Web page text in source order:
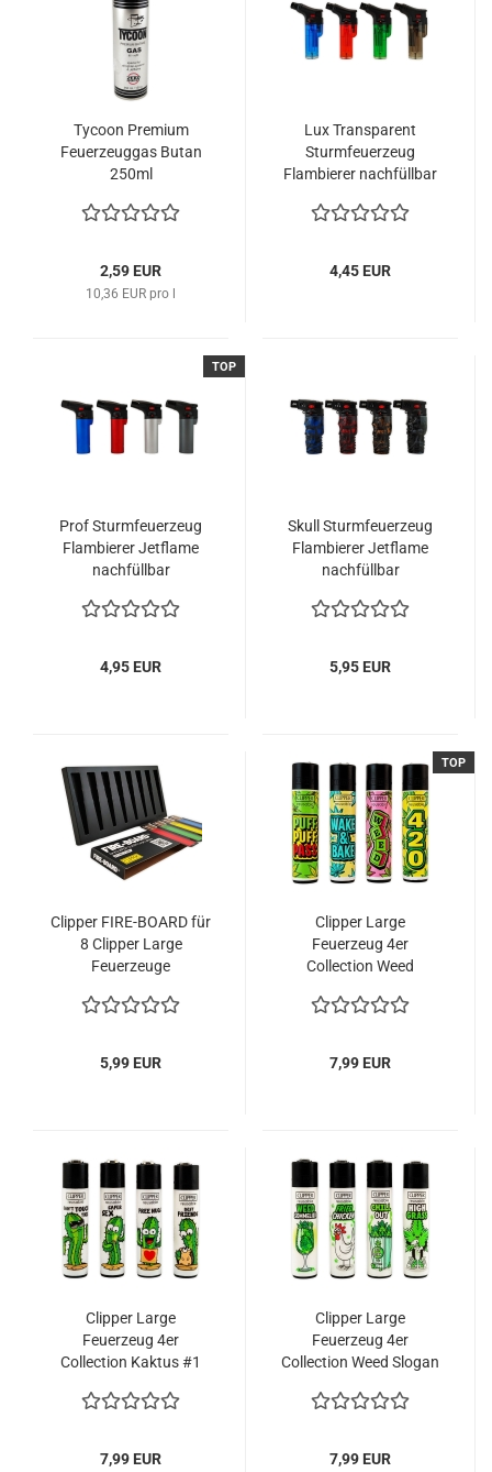
Tycoon Premium
Feuerzeuggas Butan
250ml
2,59 EUR
10,36 EUR pro l
Lux Transparent
Sturmfeuerzeug
Flambierer nachfüllbar
4,45 EUR
TOP
Prof Sturmfeuerzeug
Flambierer Jetflame
nachfüllbar
4,95 EUR
Skull Sturmfeuerzeug
Flambierer Jetflame
nachfüllbar
5,95 EUR
Clipper FIRE-BOARD für
8 Clipper Large
Feuerzeuge
5,99 EUR
TOP
Clipper Large
Feuerzeug 4er
Collection Weed
7,99 EUR
Clipper Large
Feuerzeug 4er
Collection Kaktus #1
7,99 EUR
Clipper Large
Feuerzeug 4er
Collection Weed Slogan
7,99 EUR